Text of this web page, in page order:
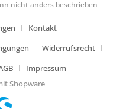
nicht anders beschrieben
Kontakt
Widerrufsrecht
Impressum
Shopware